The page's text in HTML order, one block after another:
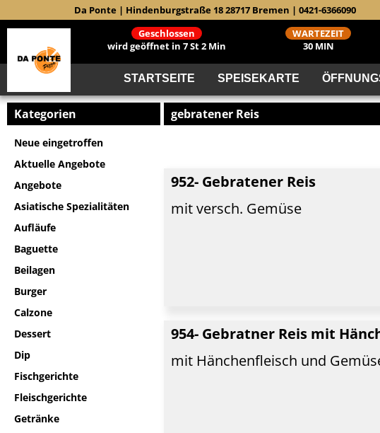
Da Ponte | Hindenburgstraße 18 28717 Bremen | 0421-6366090
Geschlossen
wird geöffnet in 7 St 2 Min
WARTEZEIT
30 MIN
STARTSEITE SPEISEKARTE
Kategorien
Neue eingetroffen
Aktuelle Angebote
Angebote
Asiatische Spezialitäten
Aufläufe
Baguette
Beilagen
Burger
Calzone
Dessert
Dip
Fischgerichte
Fleischgerichte
Getränke
gebratener Reis
952- Gebratener Reis
mit versch. Gemüse
954- Gebratner Reis mit
mit Hänchenfleisch und